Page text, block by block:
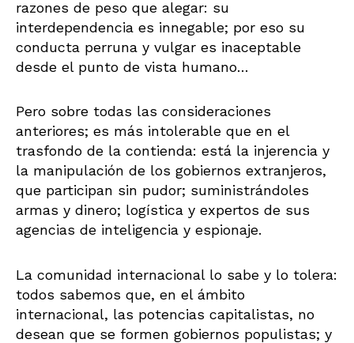
razones de peso que alegar: su
interdependencia es innegable; por eso su
conducta perruna y vulgar es inaceptable
desde el punto de vista humano…
Pero sobre todas las consideraciones
anteriores; es más intolerable que en el
trasfondo de la contienda: está la injerencia y
la manipulación de los gobiernos extranjeros,
que participan sin pudor; suministrándoles
armas y dinero; logística y expertos de sus
agencias de inteligencia y espionaje.
La comunidad internacional lo sabe y lo tolera:
todos sabemos que, en el ámbito
internacional, las potencias capitalistas, no
desean que se formen gobiernos populistas; y